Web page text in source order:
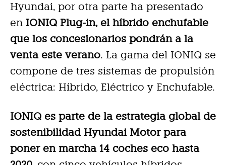
Hyundai, por otra parte ha presentado
en IONIQ Plug-in, el híbrido enchufable
que los concesionarios pondrán a la
venta este verano. La gama del IONIQ se
compone de tres sistemas de propulsión
eléctrica: Híbrido, Eléctrico y Enchufable.
IONIQ es parte de la estrategia global de
sostenibilidad Hyundai Motor para
poner en marcha 14 coches eco hasta